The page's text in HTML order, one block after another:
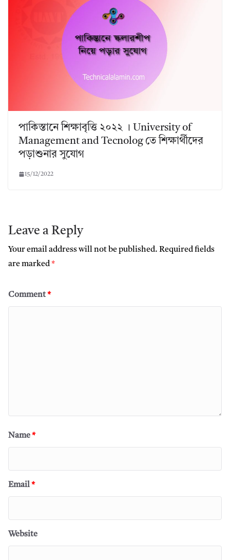
পাকিস্তানে শিক্ষাবৃত্তি ২০২২ । University of
Management and Tecnolog তে শিক্ষার্থীদের
পড়াশুনার সুযোগ
15/12/2022
Leave a Reply
Your email address will not be published. Required fields
are marked*
Comment*
Name*
Email*
Website